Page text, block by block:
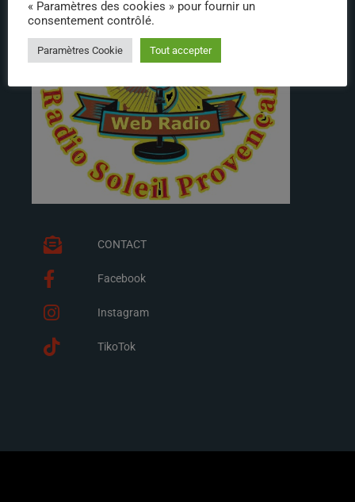
CONTACT
Facebook
Instagram
TikoTok
« Paramètres des cookies » pour fournir un
consentement contrôlé.
Paramètres Cookie Tout accepter